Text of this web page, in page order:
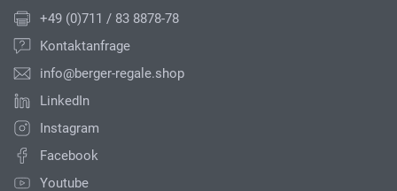
+49 (0)711 / 83 8878-78
Kontaktanfrage
info@berger-regale.shop
LinkedIn
Instagram
Facebook
Youtube